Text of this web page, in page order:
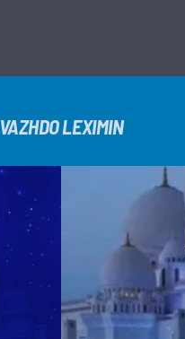
VAZHDO LEXIMIN